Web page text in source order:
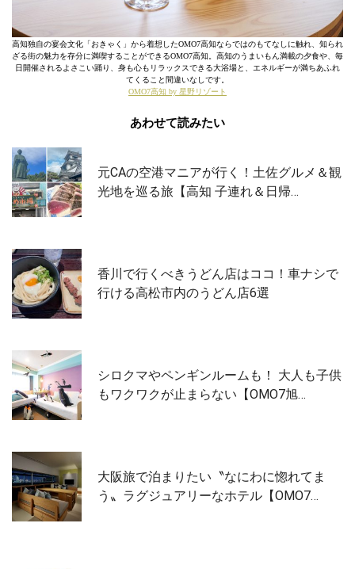
高知独自の宴会文化「おきゃく」から着想したOMO7高知ならではのもてなしに触れ、知られ
ざる街の魅力を存分に満喫することができるOMO7高知。高知のうまいもん満載の夕食や、毎
日開催されるよさこい踊り、身も心もリラックスできる大浴場と、エネルギーが満ちあふれ
てくること間違いなしです。
OMO7高知 by 星野リゾート
あわせて読みたい
元CAの空港マニアが行く！土佐グルメ＆観
光地を巡る旅【高知 子連れ＆日帰…
香川で行くべきうどん店はココ！車ナシで
行ける高松市内のうどん店6選
シロクマやペンギンルームも！ 大人も子供
もワクワクが止まらない【OMO7旭…
大阪旅で泊まりたい〝なにわに惚れてま
う〟ラグジュアリーなホテル【OMO7…